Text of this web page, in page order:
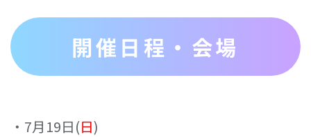
開催日程・会場
‧7⽉19⽇(⽇)